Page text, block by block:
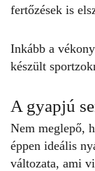
fertőzések is
Inkább a
készült
A gyapjú
Nem meglepő,
éppen ideális
változata, ami